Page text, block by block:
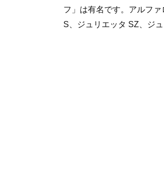
フ」は有名です。アルフ
S、ジュリエッタ SZ、ジ